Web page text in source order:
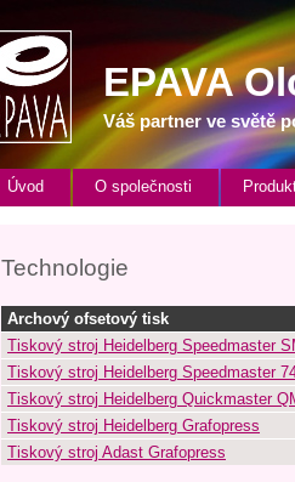
EPAVA
Váš partner ve světě
Úvod O společnosti
Technologie
Archový ofsetový tisk
Tiskový stroj Heidelberg Speedmaster
Tiskový stroj Heidelberg Speedmaster
Tiskový stroj Heidelberg Quickmaster
Tiskový stroj Heidelberg Grafopress
Tiskový stroj Adast Grafopress